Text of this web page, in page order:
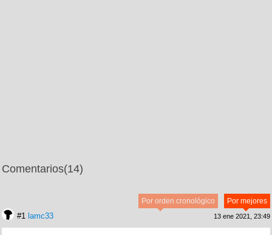
Comentarios(14)
Por mejores
Por orden cronológico
#1 lamc33 13 ene 2021, 23:49